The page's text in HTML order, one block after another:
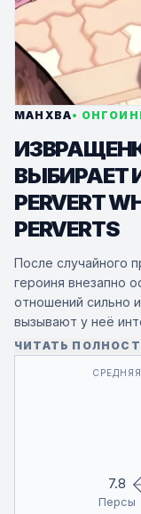
МАНХВА•
ВЫБИРАЕТ
PERVERT
PERVERTS
После случайного
героиня внезапно
отношений сильно
вызывают у неё
«запретному» и
В поисках того,
пустоту и
глубже
ЧИТАТЬ
7.8
Персы